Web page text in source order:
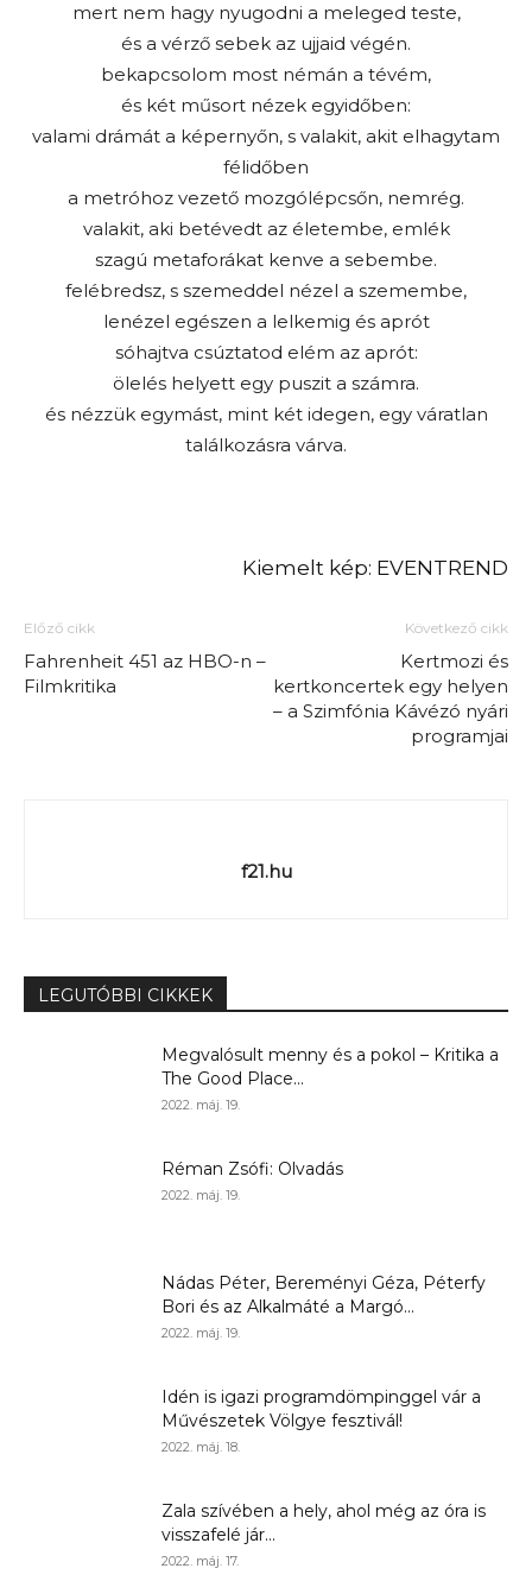
mert nem hagy nyugodni a meleged teste,
és a vérző sebek az ujjaid végén.
bekapcsolom most némán a tévém,
és két műsort nézek egyidőben:
valami drámát a képernyőn, s valakit, akit elhagytam
félidőben
a metróhoz vezető mozgólépcsőn, nemrég.
valakit, aki betévedt az életembe, emlék
szagú metaforákat kenve a sebembe.
felébredsz, s szemeddel nézel a szemembe,
lenézel egészen a lelkemig és aprót
sóhajtva csúztatod elém az aprót:
ölelés helyett egy puszit a számra.
és nézzük egymást, mint két idegen, egy váratlan
találkozásra várva.
Kiemelt kép: EVENTREND
Előző cikk
Fahrenheit 451 az HBO-n –
Filmkritika
Következő cikk
Kertmozi és
kertkoncertek egy helyen
– a Szimfónia Kávézó nyári
programjai
f21.hu
LEGUTÓBBI CIKKEK
Megvalósult menny és a pokol – Kritika a
The Good Place...
2022. máj. 19.
Réman Zsófi: Olvadás
2022. máj. 19.
Nádas Péter, Bereményi Géza, Péterfy
Bori és az Alkalmáté a Margó...
2022. máj. 19.
Idén is igazi programdömpinggel vár a
Művészetek Völgye fesztivál!
2022. máj. 18.
Zala szívében a hely, ahol még az óra is
visszafelé jár...
2022. máj. 17.